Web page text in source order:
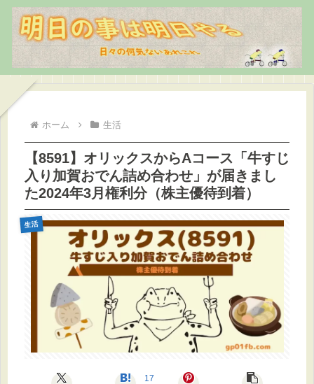
ホーム 生活
【8591】オリックスからAコース「牛すじ
入り加賀おでん詰め合わせ」が届きまし
た2024年3月権利分（株主優待到着）
生活
17